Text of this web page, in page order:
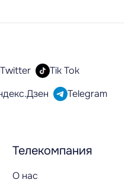
Телекомпания
О нас
Twitter
Tik Tok
Telegram